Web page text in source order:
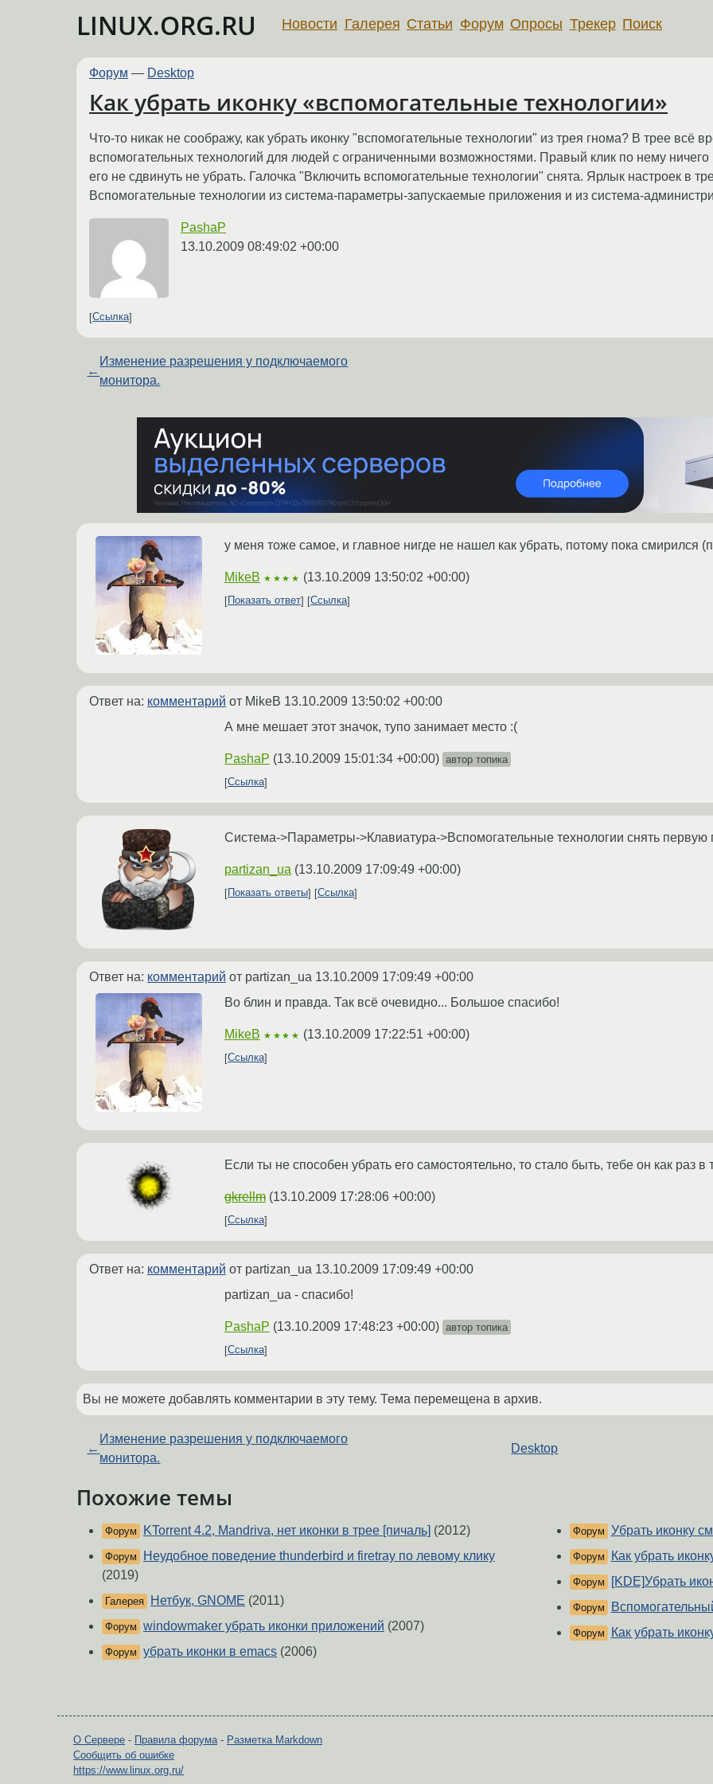
LINUX.ORG.RU Новости Галерея Статьи Форум Опросы Трекер Поиск
Форум — Desktop
Как убрать иконку «вспомогательные технологии»
Что-то никак не соображу, как убрать иконку "вспомогательные технологии" из трея гнома? В трее всё
вспомогательных технологий для людей с ограниченными возможностями. Правый клик по нему
его не сдвинуть не убрать. Галочка "Включить вспомогательные технологии" снята. Ярлык настроек в
Вспомогательные технологии из система-параметры-запускаемые приложения и из система-
PashaP
13.10.2009 08:49:02 +00:00
Ссылка
←
Изменение разрешения у подключаемого
монитора.
у меня тоже самое, и главное нигде не нашел как убрать, потому пока смирился
MikeB ★★★★ (13.10.2009 13:50:02 +00:00)
Показать ответ Ссылка
Ответ на: комментарий от MikeB 13.10.2009 13:50:02 +00:00
А мне мешает этот значок, тупо занимает место :(
PashaP (13.10.2009 15:01:34 +00:00) автор топика
Ссылка
Система->Параметры->Клавиатура->Вспомогательные технологии снять первую
partizan_ua (13.10.2009 17:09:49 +00:00)
Показать ответы Ссылка
Ответ на: комментарий от partizan_ua 13.10.2009 17:09:49 +00:00
Во блин и правда. Так всё очевидно... Большое спасибо!
MikeB ★★★★ (13.10.2009 17:22:51 +00:00)
Ссылка
Если ты не способен убрать его самостоятельно, то стало быть, тебе он как раз в
gkrellm (13.10.2009 17:28:06 +00:00)
Ссылка
Ответ на: комментарий от partizan_ua 13.10.2009 17:09:49 +00:00
partizan_ua - спасибо!
PashaP (13.10.2009 17:48:23 +00:00) автор топика
Ссылка
Вы не можете добавлять комментарии в эту тему. Тема перемещена в архив.
←
Изменение разрешения у подключаемого
монитора.
Desktop
Похожие темы
Форум KTorrent 4.2, Mandriva, нет иконки в трее [пичаль] (2012)
Форум
Неудобное поведение thunderbird и firetray по левому клику
(2019)
Галерея Нетбук, GNOME (2011)
Форум windowmaker убрать иконки приложений (2007)
Форум убрать иконки в emacs (2006)
Форум Убрать иконку
Форум Как убрать
Форум [KDE]Убрать
Форум
Форум Как убрать
О Сервере - Правила форума- Разметка Markdown
Сообщить об ошибке
https://www.linux.org.ru/